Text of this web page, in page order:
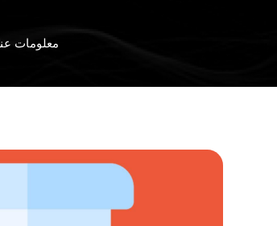
معلومات